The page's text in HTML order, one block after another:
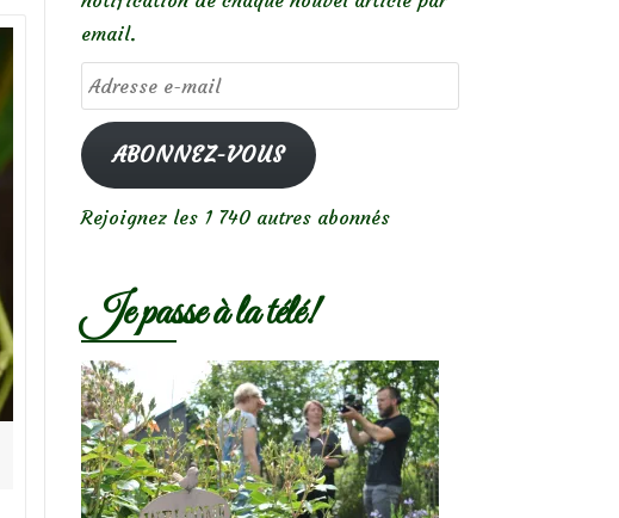
email.
Adresse
e-
mailABONNEZ-VOUS
Rejoignez les 1 740 autres abonnés
Je passe à la télé!